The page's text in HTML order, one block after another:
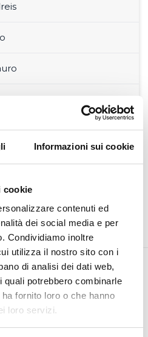
Informazioni sui cookie
cookie
contenuti ed
dei social media e per
Condividiamo inoltre
utilizza il nostro sito con i
di analisi dei dati web,
potrebbero combinarle
fornito loro o che hanno
loro servizi.
RELAZIONI
per il settore IUS/19 presso